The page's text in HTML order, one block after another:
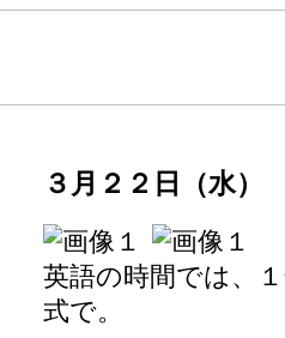
３月２２日（水
英語の時間では、
式で。